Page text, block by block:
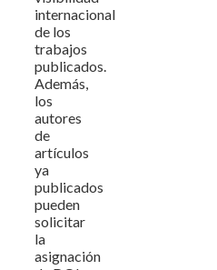
internacional
de los
trabajos
publicados.
Además,
los
autores
de
artículos
ya
publicados
pueden
solicitar
la
asignación